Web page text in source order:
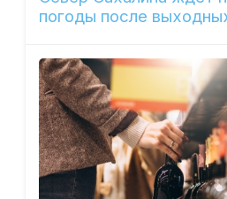
погоды после